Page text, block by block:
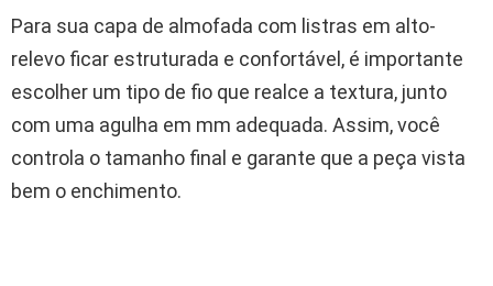
Para sua capa de almofada com listras em alto-
relevo ficar estruturada e confortável, é importante
escolher um tipo de fio que realce a textura, junto
com uma agulha em mm adequada. Assim, você
controla o tamanho final e garante que a peça vista
bem o enchimento.